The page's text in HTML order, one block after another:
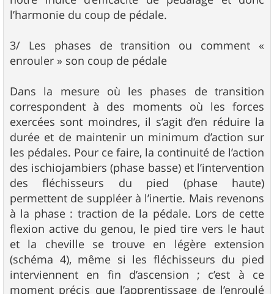
l’harmonie du coup de pédale.
3/ Les phases de transition ou comment «
enrouler » son coup de pédale
Dans la mesure où les phases de transition
correspondent à des moments où les forces
exercées sont moindres, il s’agit d’en réduire la
durée et de maintenir un minimum d’action sur
les pédales. Pour ce faire, la continuité de l’action
des ischiojambiers (phase basse) et l’intervention
des fléchisseurs du pied (phase haute)
permettent de suppléer à l’inertie. Mais revenons
à la phase : traction de la pédale. Lors de cette
flexion active du genou, le pied tire vers le haut
et la cheville se trouve en légère extension
(schéma 4), même si les fléchisseurs du pied
interviennent en fin d’ascension ; c’est à ce
moment précis que l’apprentissage de l’enroulé